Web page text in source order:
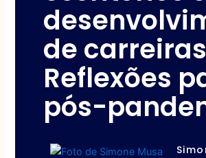
de
Reflexões
pós-